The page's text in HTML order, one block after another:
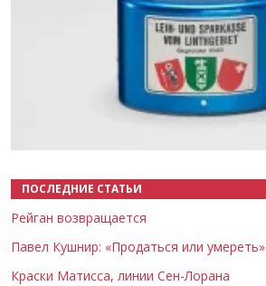
ПОСЛЕДНИЕ СТАТЬИ
Рейган возвращается
Павел Кушнир: «Продаться или умереть»
Краски Матисса, линии Сен-Лорана